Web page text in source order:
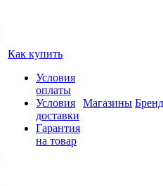
Как купить
Условия
оплаты
Условия
доставки
Гарантия
на товар
Магазины